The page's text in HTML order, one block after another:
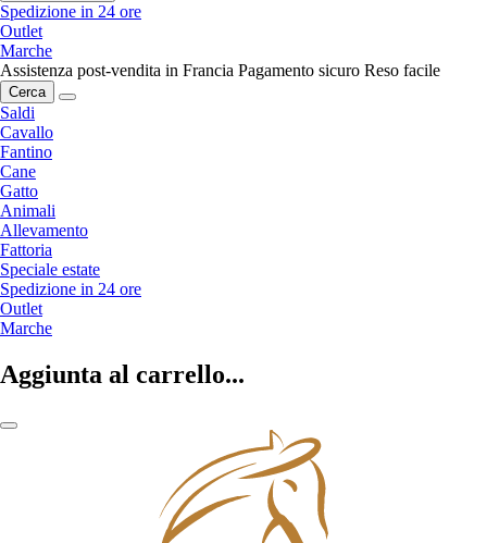
Spedizione in 24 ore
Outlet
Marche
Assistenza post-vendita in Francia Pagamento sicuro Reso facile
Cerca
Saldi
Cavallo
Fantino
Cane
Gatto
Animali
Allevamento
Fattoria
Speciale estate
Spedizione in 24 ore
Outlet
Marche
Aggiunta al carrello...